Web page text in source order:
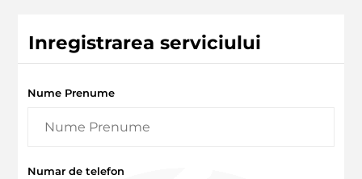
Inregistrarea serviciului
Nume Prenume
Numar de telefon